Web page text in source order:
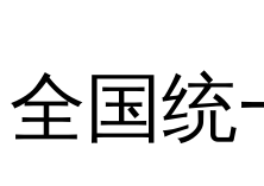
全国统